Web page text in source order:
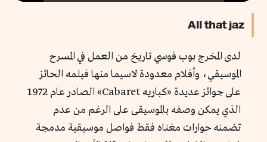
All that jaz
لدى المخرج بوب فوسي تاريخ من العمل في المسرح
الموسيقي، وأفلام معدودة لاسيما منها فيلمه الحائز
على جوائز عديدة «كباريه
Cabaret» الصادر عام 1972
الذي يمكن وصفه بالموسيقى على الرغم من عدم
تضمنه حوارات مغناه فقط فواصل موسيقية مدمجة